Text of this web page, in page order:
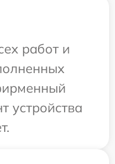
работ и
устройства